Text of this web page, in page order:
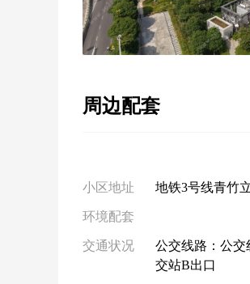
周边配套
小区地址 地铁3号线青竹
环境配套
交通状况
公交线路：公交
交站B出口